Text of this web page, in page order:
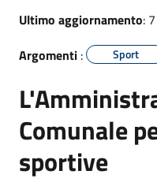
Ultimo aggiornamento:
Argomenti : Sport
Comunale
sportive